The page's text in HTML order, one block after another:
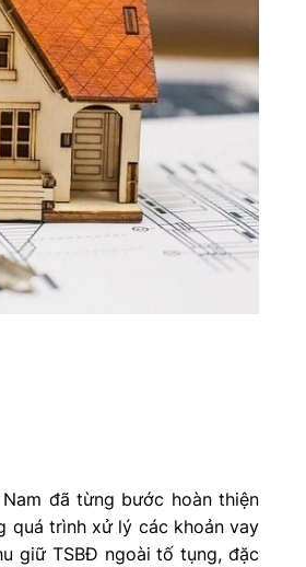
đã từng bước hoàn thiện
quá trình xử lý các khoản vay
giữ TSBĐ ngoài tố tụng, đặc